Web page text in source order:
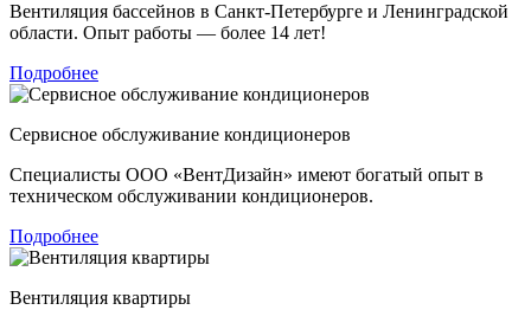
Вентиляция бассейнов в Санкт-Петербурге и Ленинградской
области. Опыт работы — более 14 лет!
Подробнее
Сервисное обслуживание кондиционеров
Специалисты ООО «ВентДизайн» имеют богатый опыт в
техническом обслуживании кондиционеров.
Подробнее
Вентиляция квартиры